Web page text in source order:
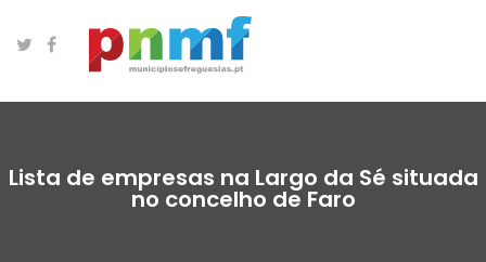
Lista de empresas na Largo da Sé situada
no concelho de Faro